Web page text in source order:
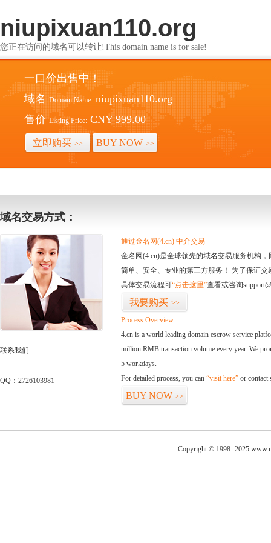
niupixuan110.org
您正在访问的域名可以转让!This domain name is for sale!
一口价出售中！
域名 Domain Name: niupixuan110.org
售价 Listing Price: CNY 999.00
立即购买 >> BUY NOW >>
域名交易方式：
联系我们
QQ：2726103981
通过金名网(4.cn) 中介交易
金名网(4.cn)是全球领先的域名交易服务机构
简单、安全、专业的第三方服务！ 为了保证
具体交易流程可“点击这里”查看或咨询
我要购买 >>
Process Overview:
4.cn is a world leading domain escrow service
million RMB transaction volume every year. We
5 workdays.
For detailed process, you can “visit here” or contact
BUY NOW >>
Copyright © 1998 -2025